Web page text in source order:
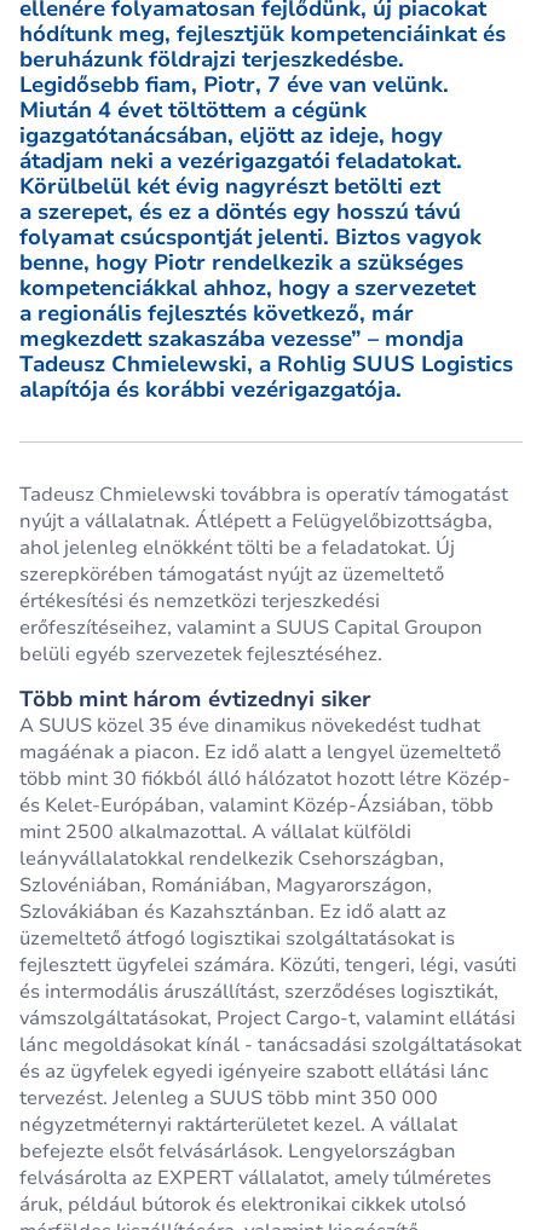
ellenére folyamatosan fejlődünk, új piacokat
hódítunk meg, fejlesztjük kompetenciáinkat és
beruházunk földrajzi terjeszkedésbe.
Legidősebb fiam, Piotr, 7 éve van velünk.
Miután 4 évet töltöttem a cégünk
igazgatótanácsában, eljött az ideje, hogy
átadjam neki a vezérigazgatói feladatokat.
Körülbelül két évig nagyrészt betölti ezt
a szerepet, és ez a döntés egy hosszú távú
folyamat csúcspontját jelenti. Biztos vagyok
benne, hogy Piotr rendelkezik a szükséges
kompetenciákkal ahhoz, hogy a szervezetet
a regionális fejlesztés következő, már
megkezdett szakaszába vezesse” – mondja
Tadeusz Chmielewski, a Rohlig SUUS Logistics
alapítója és korábbi vezérigazgatója.
Tadeusz Chmielewski továbbra is operatív támogatást
nyújt a vállalatnak. Átlépett a Felügyelőbizottságba,
ahol jelenleg elnökként tölti be a feladatokat. Új
szerepkörében támogatást nyújt az üzemeltető
értékesítési és nemzetközi terjeszkedési
erőfeszítéseihez, valamint a SUUS Capital Groupon
belüli egyéb szervezetek fejlesztéséhez.
Több mint három évtizednyi siker
A SUUS közel 35 éve dinamikus növekedést tudhat
magáénak a piacon. Ez idő alatt a lengyel üzemeltető
több mint 30 fiókból álló hálózatot hozott létre Közép-
és Kelet-Európában, valamint Közép-Ázsiában, több
mint 2500 alkalmazottal. A vállalat külföldi
leányvállalatokkal rendelkezik Csehországban,
Szlovéniában, Romániában, Magyarországon,
Szlovákiában és Kazahsztánban. Ez idő alatt az
üzemeltető átfogó logisztikai szolgáltatásokat is
fejlesztett ügyfelei számára. Közúti, tengeri, légi, vasúti
és intermodális áruszállítást, szerződéses logisztikát,
vámszolgáltatásokat, Project Cargo-t, valamint ellátási
lánc megoldásokat kínál - tanácsadási szolgáltatásokat
és az ügyfelek egyedi igényeire szabott ellátási lánc
tervezést. Jelenleg a SUUS több mint 350 000
négyzetméternyi raktárterületet kezel. A vállalat
befejezte elsőt felvásárlások. Lengyelországban
felvásárolta az EXPERT vállalatot, amely túlméretes
áruk, például bútorok és elektronikai cikkek utolsó